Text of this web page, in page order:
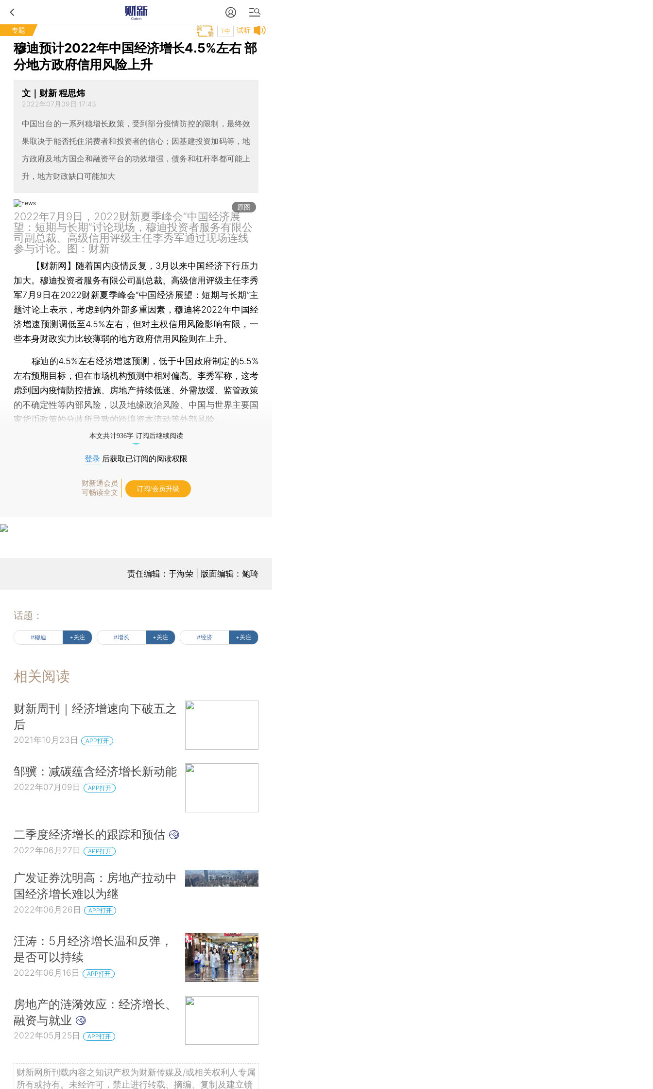
专题 试听
T中
穆迪预计2022年中国经济增长4.5%左右 部
分地方政府信用风险上升
文｜财新 程思炜
2022年07月09日 17:43
中国出台的一系列稳增长政策，受到部分疫情防控的限制，最终效
果取决于能否托住消费者和投资者的信心；因基建投资加码等，地
方政府及地方国企和融资平台的功效增强，债务和杠杆率都可能上
升，地方财政缺口可能加大
原图
2022年7月9日，2022财新夏季峰会“中国经济展
望：短期与长期”讨论现场，穆迪投资者服务有限公
司副总裁、高级信用评级主任李秀军通过现场连线
参与讨论。图：财新
【财新网】 随着国内疫情反复，3月以来中国经济下行压力
加大。穆迪投资者服务有限公司副总裁、高级信用评级主任李秀
军7月9日在2022财新夏季峰会“中国经济展望：短期与长期”主
题讨论上表示，考虑到内外部多重因素，穆迪将2022年中国经
济增速预测调低至4.5%左右，但对主权信用风险影响有限，一
些本身财政实力比较薄弱的地方政府信用风险则在上升。
穆迪的4.5%左右经济增速预测，低于中国政府制定的5.5%
左右预期目标，但在市场机构预测中相对偏高。李秀军称，这考
虑到国内疫情防控措施、房地产持续低迷、外需放缓、监管政策
的不确定性等内部风险，以及地缘政治风险、中国与世界主要国
家货币政策的分歧所导致的跨境资本流动等外部风险。
本文共计936字 订阅后继续阅读
登录 后获取已订阅的阅读权限
财新通会员
可畅读全文
订阅/会员升级
责任编辑：于海荣 | 版面编辑：鲍琦
话题：
#穆迪 +关注 #增长 +关注 #经济 +关注
相关阅读
财新周刊｜经济增速向下破五之
后
2021年10月23日 APP打开
邹骥：减碳蕴含经济增长新动能
2022年07月09日 APP打开
二季度经济增长的跟踪和预估
2022年06月27日 APP打开
广发证券沈明高：房地产拉动中
国经济增长难以为继
2022年06月26日 APP打开
汪涛：5月经济增长温和反弹，
是否可以持续
2022年06月16日 APP打开
房地产的涟漪效应：经济增长、
融资与就业
2022年05月25日 APP打开
财新网所刊载内容之知识产权为财新传媒及/或相关权利人专属
所有或持有。未经许可，禁止进行转载、摘编、复制及建立镜